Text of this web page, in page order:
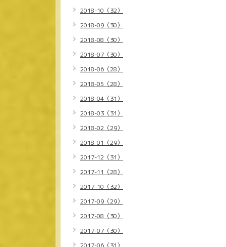
2018-10（32）
2018-09（30）
2018-08（30）
2018-07（30）
2018-06（28）
2018-05（28）
2018-04（31）
2018-03（31）
2018-02（29）
2018-01（29）
2017-12（31）
2017-11（28）
2017-10（32）
2017-09（29）
2017-08（30）
2017-07（30）
2017-06（31）